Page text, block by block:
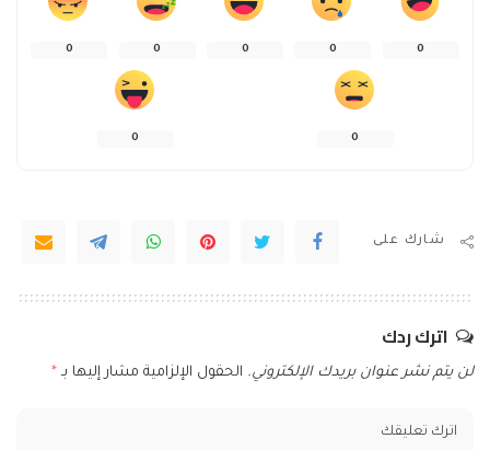
0
0
0
0
0
0
0
شارك على
اترك ردك
لن يتم نشر عنوان بريدك الإلكتروني. الحقول الإلزامية مشار إليها بـ *